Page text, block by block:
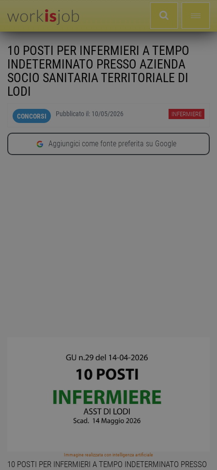
10 POSTI PER INFERMIERI A TEMPO
INDETERMINATO PRESSO AZIENDA
SOCIO SANITARIA TERRITORIALE DI
LODI
CONCORSI Pubblicato il: 10/05/2026 INFERMIERE
Aggiungici come fonte preferita su Google
Immagine realizzata con intelligenza artificiale
10 POSTI PER INFERMIERI A TEMPO INDETERMINATO PRESSO